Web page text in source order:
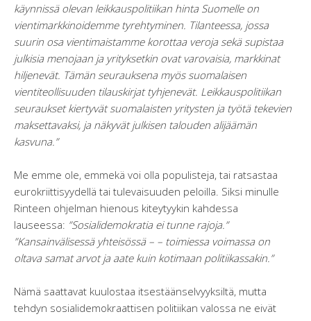
käynnissä olevan leikkauspolitiikan hinta Suomelle on
vientimarkkinoidemme tyrehtyminen. Tilanteessa, jossa
suurin osa vientimaistamme korottaa veroja sekä supistaa
julkisia menojaan ja yrityksetkin ovat varovaisia, markkinat
hiljenevät. Tämän seurauksena myös suomalaisen
vientiteollisuuden tilauskirjat tyhjenevät. Leikkauspolitiikan
seuraukset kiertyvät suomalaisten yritysten ja työtä tekevien
maksettavaksi, ja näkyvät julkisen talouden alijäämän
kasvuna.”
Me emme ole, emmekä voi olla populisteja, tai ratsastaa
eurokriittisyydellä tai tulevaisuuden peloilla. Siksi minulle
Rinteen ohjelman hienous kiteytyykin kahdessa
lauseessa: ”Sosialidemokratia ei tunne rajoja.”
”Kansainvälisessä yhteisössä – – toimiessa voimassa on
oltava samat arvot ja aate kuin kotimaan politiikassakin.”
Nämä saattavat kuulostaa itsestäänselvyyksiltä, mutta
tehdyn sosialidemokraattisen politiikan valossa ne eivät